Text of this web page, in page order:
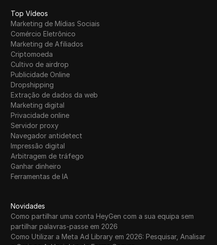
Top Vídeos
Marketing de Mídias Sociais
Comércio Eletrônico
Marketing de Afiliados
Criptomoeda
Cultivo de airdrop
Publicidade Online
Dropshipping
Extração de dados da web
Marketing digital
Privacidade online
Servidor proxy
Navegador antidetect
Impressão digital
Arbitragem de tráfego
Ganhar dinheiro
Ferramentas de IA
Novidades
Como partilhar uma conta HeyGen com a sua equipa sem
partilhar palavras-passe em 2026
Como Utilizar a Meta Ad Library em 2026: Pesquisar, Analisar